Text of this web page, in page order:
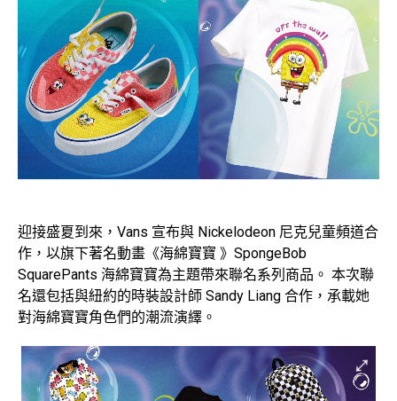
迎接盛夏到來，Vans 宣布與 Nickelodeon 尼克兒童頻道合
作，以旗下著名動畫《海綿寶寶 》SpongeBob
SquarePants 海綿寶寶為主題帶來聯名系列商品。 本次聯
名還包括與紐約的時裝設計師 Sandy Liang 合作，承載她
對海綿寶寶角色們的潮流演繹。